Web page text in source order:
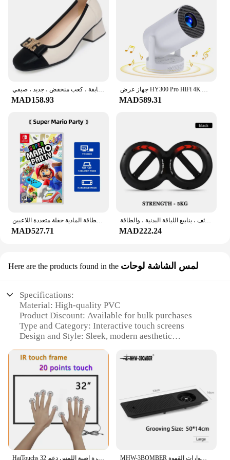
a premium product at a competitive price. The sets
are packaged efficiently, making them easy to store
and transport, which is crucial for businesses
looking to streamline their operations. The
mattresses are designed to meet the needs of both
individual buyers and bulk purchasers, making
them a versatile option for vendors and suppliers
حذاء فردي للنساء بنعل ناعم وأكمام مسطحة ، حذاء فرنسي ، جلد ناعم ، كل أنواع المطابقة ، كعب منخفض ، جديد ، صيفي ،
MAD158.93
جهاز عرض HY300 Pro HiFi 4K Android 11 Dual Wifi6.0 BT5.0 H713 280ANSI 720P مكبر صوت سينما مدمج جهاز عرض صغير محمول
MAD589.31
MAD527.71
مدرب قوة اليد لتمارين المعصم والذراع ، قوة قوة الساعد متعددة الوظائف ، ينابيع اللياقة البدنية ، والطاقة
MAD222.24
Here are the products found in the لمس الشاشة لوحات
Specifications:
Material: High-quality PVC
Product Discount: Available for bulk purchases
Type and Category: Interactive touch screens
Design and Style: Sleek, modern aesthetic
applications
Typical Adaptive Scenario: Versatile for both indoor
and outdoor settings
Shape or Size or Weight or Quantity: Customizable
options available
Features:
|Wholesale|Vendors|
**Enhanced User Experience**